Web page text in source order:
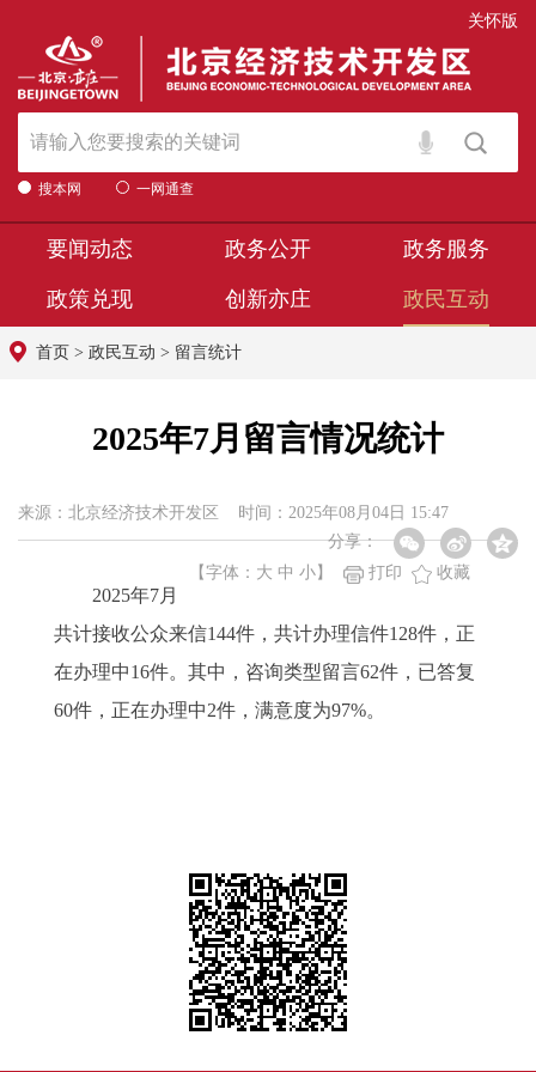
关怀版
搜本网 一网通查
要闻动态 政务公开 政务服务
政策兑现 创新亦庄 政民互动
首页 > 政民互动 > 留言统计
2025年7月留言情况统计
来源：北京经济技术开发区 时间：2025年08月04日 15:47
分享：
【字体： 大 中 小 】 打印 收藏
2025年7月
共计接收公众来信144件，共计办理信件128件， 正
在办理中16件。其中，咨询类型留言62件，已答复
60件，正在办理中2件，满意度为97%。